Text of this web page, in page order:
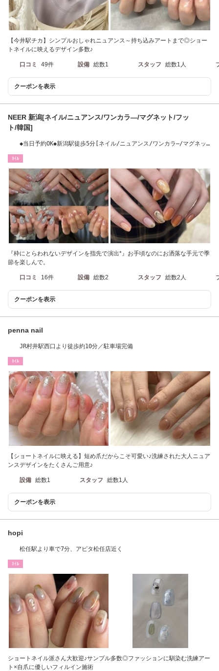
【今井駅チカ】シンプルおしゃれニュアンス～持ち込みアートまで◎ショー
トネイルに映えるデザイン多数♪
口コミ 49件 設備 総数1 スタッフ 総数1人
クーポンを表示
NEER 新潟[ネイル/ニュアンス/ワンカラ―/マグネット/フッ
ト/韓国]
◆当日予約OK◆新潟駅徒歩5分[ネイル/ニュアンス/ワンカラ―/マグネッ
ﾈｲﾙ
『枠にとらわれないデザインを指先で演出*』お手頃なのにお洒落な手元で季
節を楽しんで。
口コミ 16件 設備 総数2 スタッフ 総数2人
クーポンを表示
penna nail
JR村井駅西口より徒歩約10分／駐車場完備
ﾈｲﾙ
【ショートネイルに映える】短め爪だからこそ可愛い♪洗練された大人ニュア
ンスデザインをたくさんご用意♪
設備 総数1 スタッフ 総数1人
クーポンを表示
hopi
松任駅より車で7分、アピタ松任店近く
ﾈｲﾙ
ショートネイル派さん大歓迎♪サンプル多数◎ファッションに馴染む洗練アー
ト×自爪に優しいフィルイン施術